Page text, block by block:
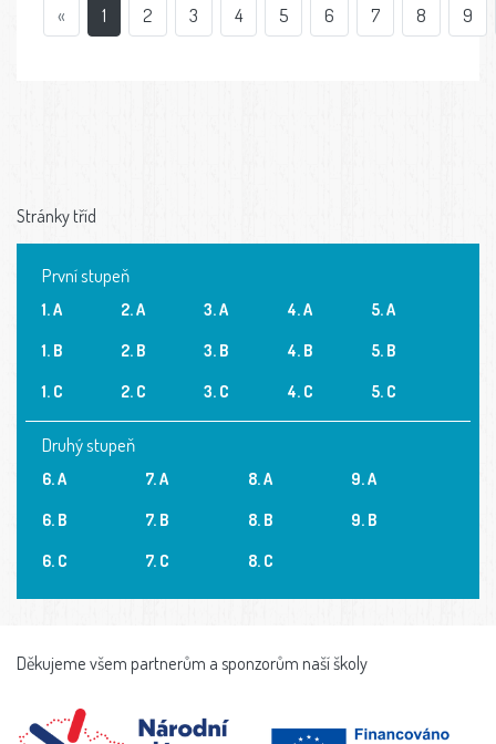
« 1 2 3 4 5 6 7 8 9
Stránky tříd
První stupeň
1. A
1. B
1. C
2. A
2. B
2. C
3. A
3. B
3. C
4. A
4. B
4. C
5. A
5. B
5. C
Druhý stupeň
6. A
6. B
6. C
7. A
7. B
7. C
8. A
8. B
8. C
9. A
9. B
Děkujeme všem partnerům a sponzorům naší školy